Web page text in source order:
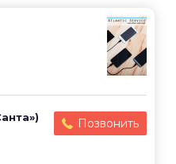
Позвонить